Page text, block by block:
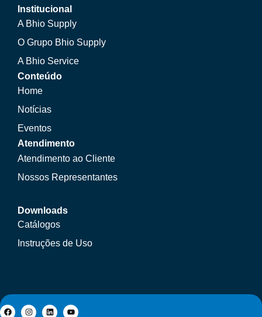
Institucional
A Bhio Supply
O Grupo Bhio Supply
A Bhio Service
Conteúdo
Home
Notícias
Eventos
Atendimento
Atendimento ao Cliente
Nossos Representantes
Downloads
Catálogos
Instruções de Uso